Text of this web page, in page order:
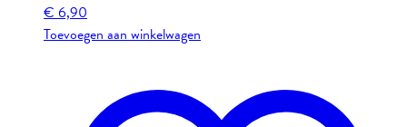
€ 6,90
Toevoegen aan winkelwagen